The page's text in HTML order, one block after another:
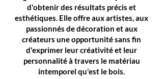
d'obtenir des résultats précis et
esthétiques. Elle offre aux artistes, aux
passionnés de décoration et aux
créateurs une opportunité sans fin
d'exprimer leur créativité et leur
personnalité à travers le matériau
intemporel qu'est le bois.